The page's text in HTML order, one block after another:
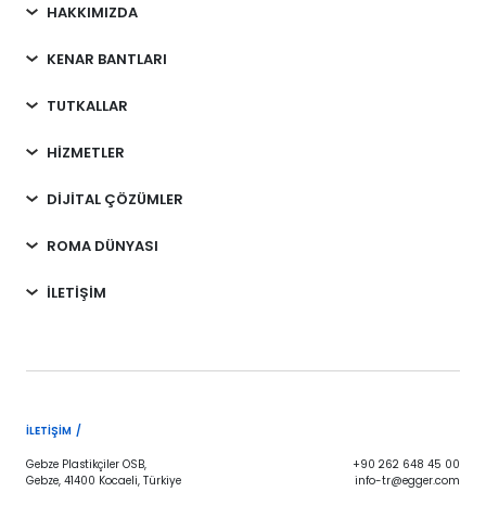
HAKKIMIZDA
KENAR BANTLARI
TUTKALLAR
HİZMETLER
DİJİTAL ÇÖZÜMLER
ROMA DÜNYASI
İLETİŞİM
İLETIŞIM /
Gebze Plastikçiler OSB,
Gebze, 41400 Kocaeli, Türkiye
+90 262 648 45 00
info-tr@egger.com